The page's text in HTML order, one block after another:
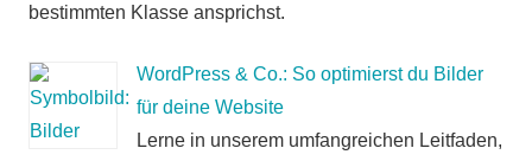
bestimmten Klasse ansprichst.
WordPress & Co.: So optimierst du Bilder
für deine Website
Lerne in unserem umfangreichen Leitfaden,